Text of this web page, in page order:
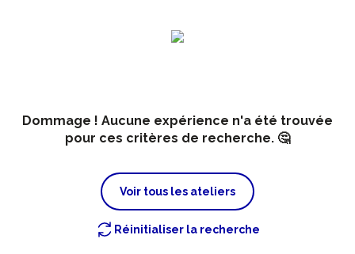
Dommage ! Aucune expérience n'a été trouvée
pour ces critères de recherche. 🤔
Voir tous les ateliers
Réinitialiser la recherche